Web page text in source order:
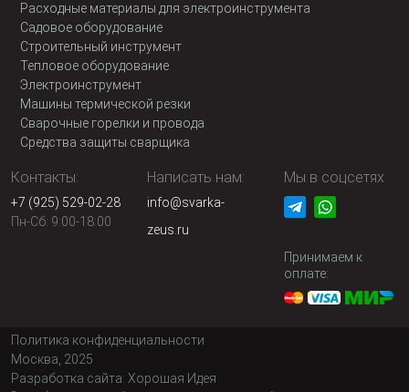
Расходные материалы для электроинструмента
Садовое оборудование
Строительный инструмент
Тепловое оборудование
Электроинструмент
Машины термической резки
Сварочные горелки и провода
Средства защиты сварщика
Контакты:
+7 (925) 529-02-28
Пн-Сб: 9:00-18:00
Написать нам:
info@svarka-
zeus.ru
Мы в соцсетях
Принимаем к
оплате:
Политика конфиденциальности
Москва, 2025
Разработка сайта: Хорошая Идея